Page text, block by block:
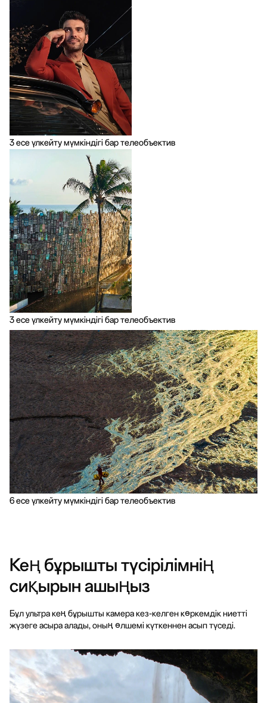
3 есе үлкейту мүмкіндігі бар телеобъектив
3 есе үлкейту мүмкіндігі бар телеобъектив
6 есе үлкейту мүмкіндігі бар телеобъектив
Кең бұрышты түсірілімнің
сиқырын ашыңыз
Бұл ультра кең бұрышты камера кез-келген көркемдік ниетті
жүзеге асыра алады, оның өлшемі күткеннен асып түседі.